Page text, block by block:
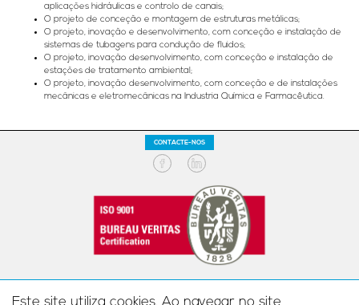
aplicações hidráulicas e controlo de canais;
O projeto de conceção e montagem de estruturas metálicas;
O projeto, inovação e desenvolvimento, com conceção e instalação de
sistemas de tubagens para condução de fluidos;
O projeto, inovação desenvolvimento, com conceção e instalação de
estações de tratamento ambiental;
O projeto, inovação desenvolvimento, com conceção e de instalações
mecânicas e eletromecânicas na Industria Química e Farmacêutica.
CONTACTE-NOS
Industriais. Comercialização e instalação de válvulas hidráulicas.
Este site utiliza cookies. Ao navegar no site